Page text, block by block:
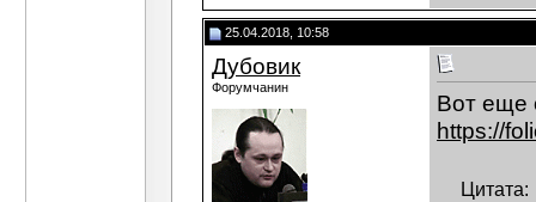
25.04.2018, 10:58
Дубовик
Форумчанин
Вот еще
https://
Цитата: